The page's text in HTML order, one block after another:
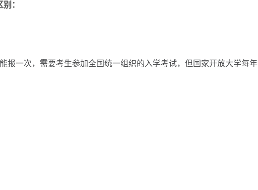
：
一次，需要考生参加全国统一组织的入学考试，但国家开放大学每年